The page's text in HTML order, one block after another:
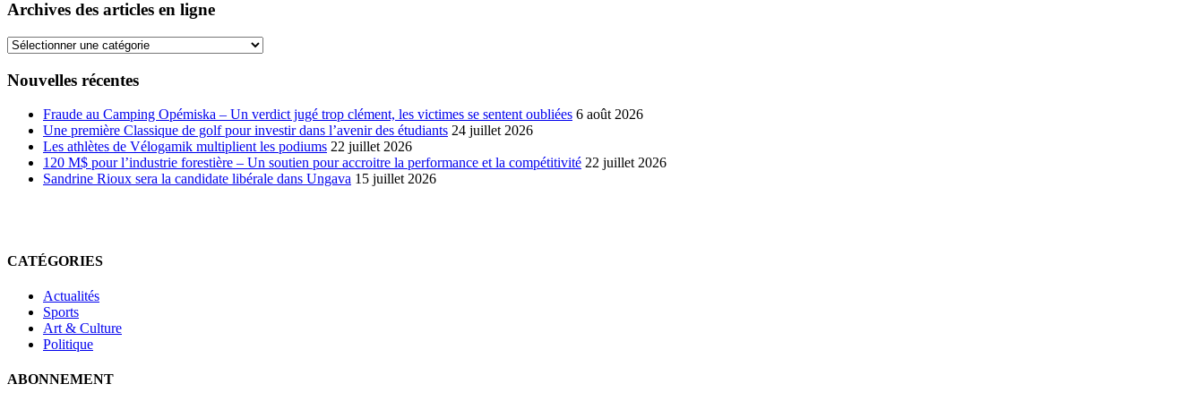
Archives des articles en ligne
Archives
articles
Nouvelles récentes
Fraude au Camping Opémiska – Un verdict jugé trop clément, les victimes se sentent oubliées 6 août 2026
Une première Classique de golf pour investir dans l’avenir des étudiants 24 juillet 2026
Les athlètes de Vélogamik multiplient les podiums 22 juillet 2026
120 M$ pour l’industrie forestière – Un soutien pour accroitre la performance et la compétitivité 22 juillet 2026
Sandrine Rioux sera la candidate libérale dans Ungava 15 juillet 2026
CATÉGORIES
Actualités
Sports
Art & Culture
Politique
ABONNEMENT